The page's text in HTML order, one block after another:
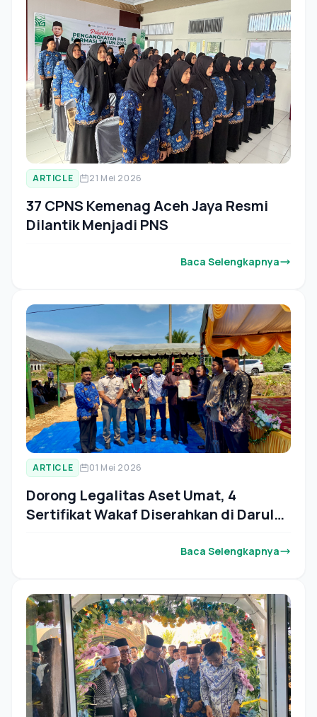
ARTICLE 21 Mei 2026
37 CPNS Kemenag Aceh Jaya Resmi
Dilantik Menjadi PNS
Baca Selengkapnya
ARTICLE 01 Mei 2026
Dorong Legalitas Aset Umat, 4
Sertifikat Wakaf Diserahkan di Darul
Baca Selengkapnya